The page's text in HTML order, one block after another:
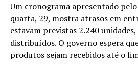
Um cronograma apresentado
quarta, 29, mostra atrasos em
estavam previstas 2.240
distribuídos. O governo espera
produtos sejam recebidos até o